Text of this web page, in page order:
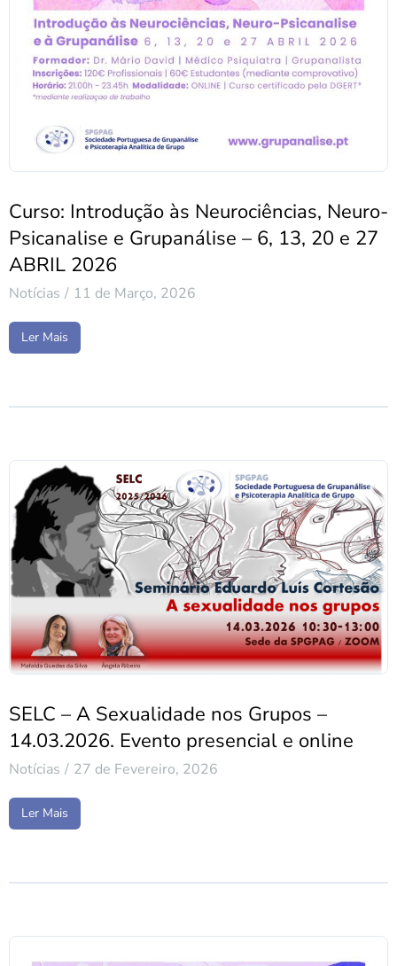
Curso: Introdução às Neurociências, Neuro-
Psicanalise e Grupanálise – 6, 13, 20 e 27
ABRIL 2026
Notícias 11 de Março, 2026
Ler Mais
SELC – A Sexualidade nos Grupos –
14.03.2026. Evento presencial e online
Notícias 27 de Fevereiro, 2026
Ler Mais